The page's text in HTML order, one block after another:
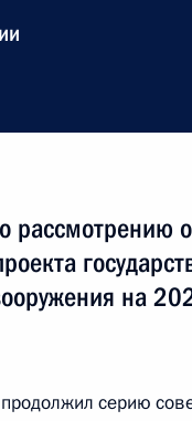
рассмотрению
на
серию